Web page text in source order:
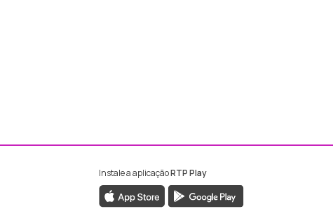
da RTP Madeira
Instagram da RTP Madeira
Instale a aplicaçãoRTP Play